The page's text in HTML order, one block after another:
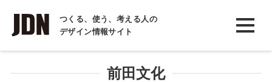
つくる、使う、考える人の
デザイン情報サイト
INTERVIEW
インタビュー
前田文化